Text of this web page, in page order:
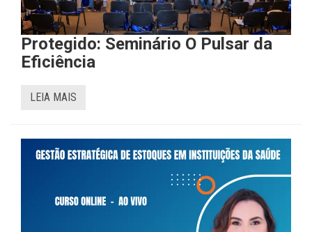
Protegido: Seminário O Pulsar da
Eficiência
LEIA MAIS